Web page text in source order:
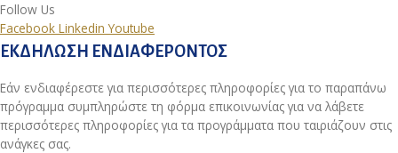
Follow Us
Facebook Linkedin Youtube
ΕΚΔΗΛΩΣΗ ΕΝΔΙΑΦΕΡΟΝΤΟΣ
Εάν ενδιαφέρεστε για περισσότερες πληροφορίες για το παραπάνω
πρόγραμμα συμπληρώστε τη φόρμα επικοινωνίας για να λάβετε
περισσότερες πληροφορίες για τα προγράμματα που ταιριάζουν στις
ανάγκες σας.